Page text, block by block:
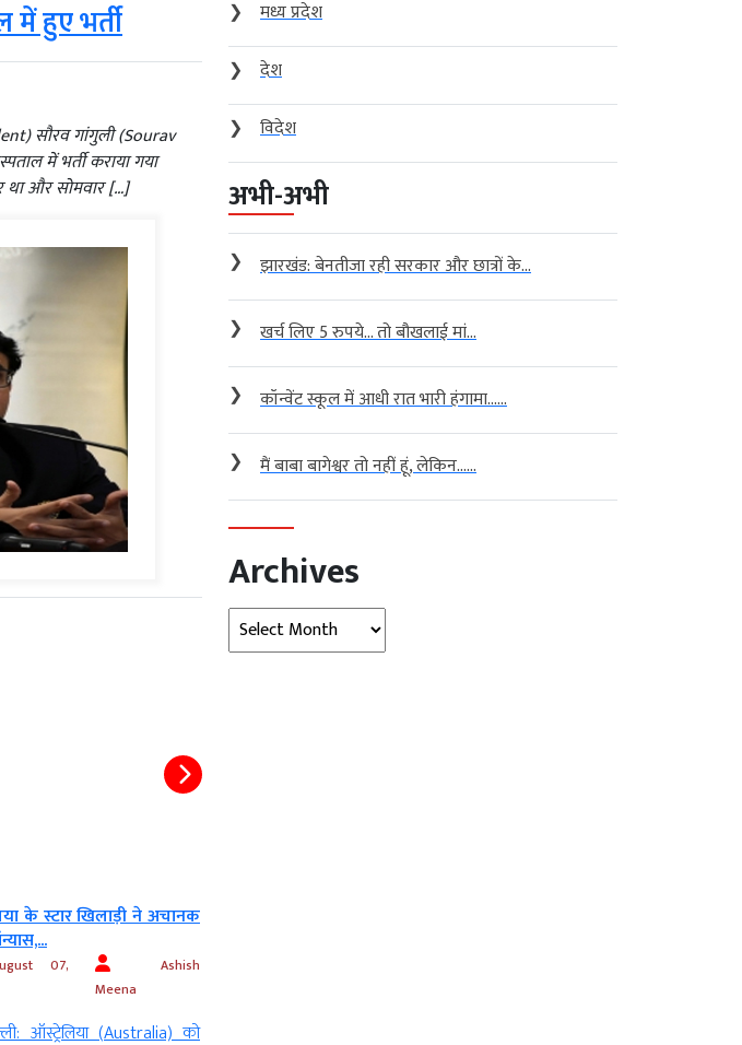
में हुए भर्ती
सौरव गांगुली (Sourav
में भर्ती कराया गया
था और सोमवार […]
के स्टार खिलाड़ी ने अचानक
07,
Ashish
Meena
ऑस्ट्रेलिया (Australia) को
❯
मध्य प्रदेश
❯
देश
❯
विदेश
अभी-अभी
❯ झारखंड: बेनतीजा रही सरकार और छात्रों के...
❯ खर्च लिए 5 रुपये… तो बौखलाई मां...
❯ कॉन्वेंट स्कूल में आधी रात भारी हंगामा…...
❯ मैं बाबा बागेश्वर तो नहीं हूं, लेकिन…...
Archives
Archives